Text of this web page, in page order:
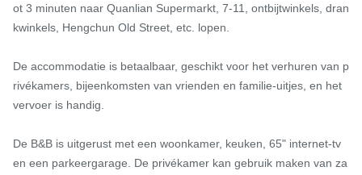
ot 3 minuten naar Quanlian Supermarkt, 7-11, ontbijtwinkels, dran
kwinkels, Hengchun Old Street, etc. lopen.
De accommodatie is betaalbaar, geschikt voor het verhuren van p
rivékamers, bijeenkomsten van vrienden en familie-uitjes, en het
vervoer is handig.
De B&B is uitgerust met een woonkamer, keuken, 65" internet-tv
en een parkeergarage. De privékamer kan gebruik maken van za